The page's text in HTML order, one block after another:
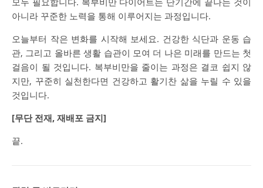
아니라 꾸준한 노력을 통해 이루어지는 과정입니다.
오늘부터 작은 변화를 시작해 보세요. 건강한 식단과 운동 습
관, 그리고 올바른 생활 습관이 모여 더 나은 미래를 만드는 첫
걸음이 될 것입니다. 복부비만을 줄이는 과정은 결코 쉽지 않
지만, 꾸준히 실천한다면 건강하고 활기찬 삶을 누릴 수 있을
것입니다.
[무단 전재, 재배포 금지]
끝.